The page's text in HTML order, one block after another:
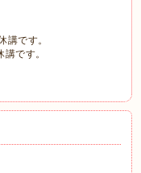
講です。
です。